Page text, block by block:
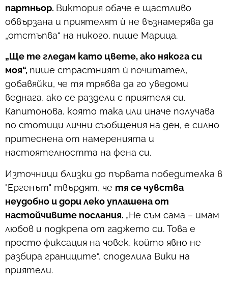
партньор. Виктория обаче е щастливо
обвързана и приятелят ѝ не възнамерява да
„отстъпва“ на никого, пише Марица.
„Ще те гледам като цвете, ако някога си
моя“, пише страстният ѝ почитател,
добавяйки, че тя трябва да го уведоми
веднага, ако се раздели с приятеля си.
Капитонова, която така или иначе получава
по стотици лични съобщения на ден, е силно
притеснена от намеренията и
настоятелността на фена си.
Източници близки до първата победителка в
"Ергенът" твърдят, че тя се чувства
неудобно и дори леко уплашена от
настойчивите послания. „Не съм сама – имам
любов и подкрепа от гаджето си. Това е
просто фиксация на човек, който явно не
разбира границите“, споделила Вики на
приятели.